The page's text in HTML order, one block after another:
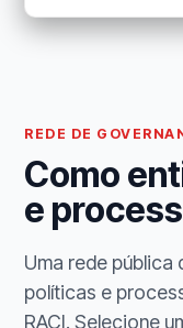
REDE DE
Como
e
Uma rede pública
políticas e
RACI. Selecione